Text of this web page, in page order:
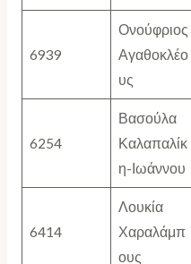
6939
Ονούφριος
Αγαθοκλέο
υς
6254
Βασούλα
Καλαπαλίκ
η-Ιωάννου
6414
Λουκία
Χαραλάμπ
ους